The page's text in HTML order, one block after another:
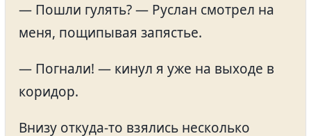
— Пошли гулять? — Руслан смотрел на
меня, пощипывая запястье.
— Погнали! — кинул я уже на выходе в
коридор.
Внизу откуда-то взялись несколько